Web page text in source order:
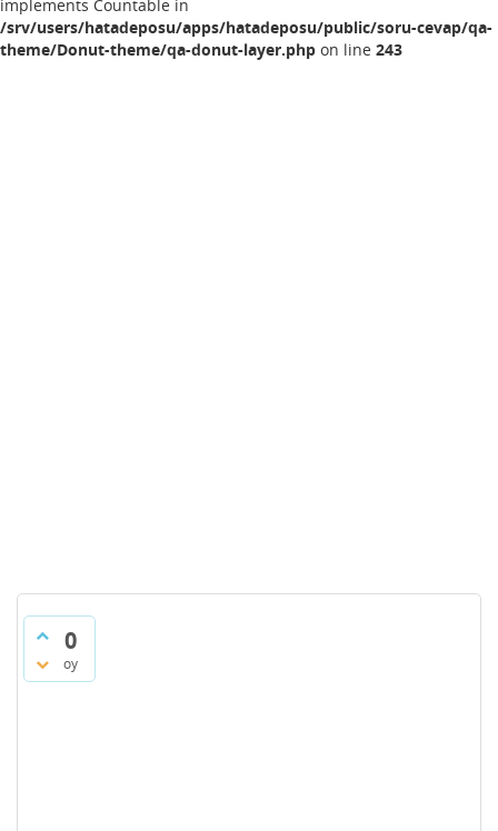
implements Countable in
/srv/users/hatadeposu/apps/hatadeposu/public/soru-cevap/qa-
theme/Donut-theme/qa-donut-layer.php on line 243
0
oy